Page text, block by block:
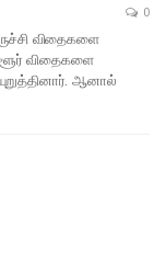
0
விதைகளை
விதைகளை
ஆனால்